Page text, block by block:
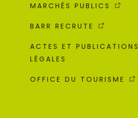
MARCHÉS PUBLICS
BARR RECRUTE
ACTES ET PUBLICATIONS
LÉGALES
OFFICE DU TOURISME